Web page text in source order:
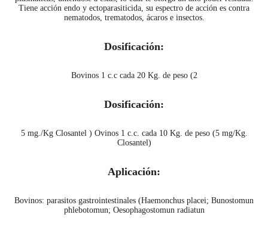
Tiene acción endo y ectoparasiticida, su espectro de acción es contra
nematodos, trematodos, ácaros e insectos.
Dosificación:
Bovinos 1 c.c cada 20 Kg. de peso (2
Dosificación:
5 mg./Kg Closantel ) Ovinos 1 c.c. cada 10 Kg. de peso (5 mg/Kg.
Closantel)
Aplicación:
Bovinos: parasitos gastrointestinales (Haemonchus placei; Bunostomun
phlebotomun; Oesophagostomun radiatun